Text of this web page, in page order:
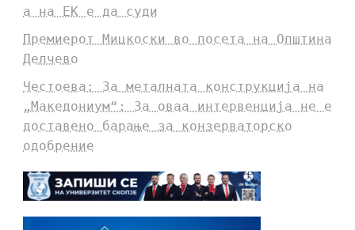
а на ЕК е да суди
Премиерот Мицкоски во посета на Општина
Делчево
Честоева: За металната конструкција на
„Македониум“: За оваа интервенција не е
доставено барање за конзерваторско
одобрение